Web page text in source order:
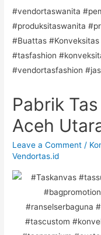
Pabrik
Aceh
Leave a Comment /
Vendortas.id